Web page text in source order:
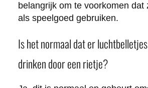
belangrijk om te voorkomen dat
als speelgoed gebruiken.
Is het normaal dat er
drinken door een rietje?